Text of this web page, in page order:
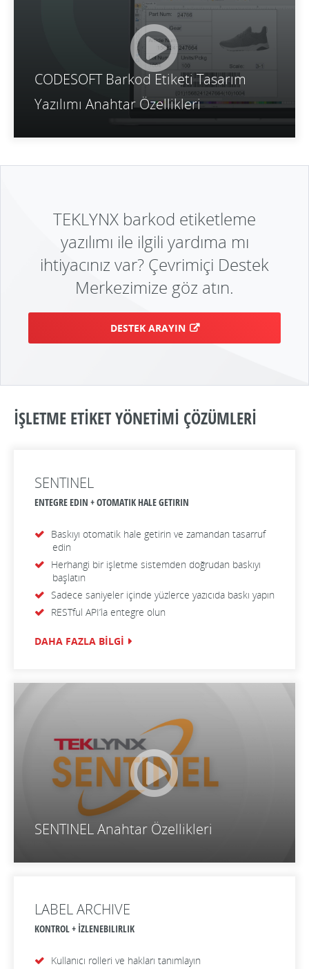
CODESOFT Barkod Etiketi Tasarım
Yazılımı Anahtar Özellikleri
TEKLYNX barkod etiketleme
yazılımı ile ilgili yardıma mı
ihtiyacınız var? Çevrimiçi Destek
Merkezimize göz atın.
DESTEK ARAYIN
İŞLETME ETİKET YÖNETİMİ ÇÖZÜMLERİ
SENTINEL
ENTEGRE EDIN + OTOMATIK HALE GETIRIN
Baskıyı otomatik hale getirin ve zamandan tasarruf
edin
Herhangi bir işletme sistemden doğrudan baskıyı
başlatın
Sadece saniyeler içinde yüzlerce yazıcıda baskı yapın
RESTful API’la entegre olun
DAHA FAZLA BİLGİ
SENTINEL Anahtar Özellikleri
LABEL ARCHIVE
KONTROL + İZLENEBILIRLIK
Kullanıcı rolleri ve hakları tanımlayın